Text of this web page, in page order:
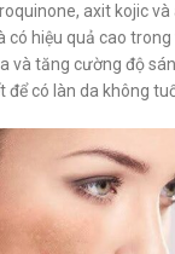
axit kojic
có hiệu quả cao
và tăng cường độ
có làn da không